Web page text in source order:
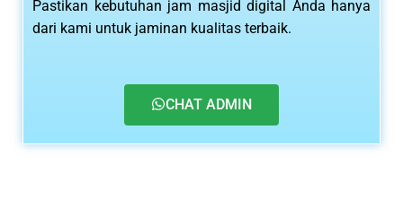
Pastikan kebutuhan jam masjid digital Anda hanya
dari kami untuk jaminan kualitas terbaik.
CHAT ADMIN